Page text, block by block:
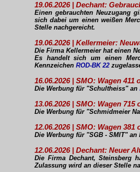
19.06.2026 | Dechant:
Einen gebrauchten Neuzugang
sich dabei um einen weißen
Stelle nachgereicht.
19.06.2026 | Kellermeier:
Die Firma Kellermeier hat einen
Es handelt sich um einen
Kennzeichen ROD-BK 22
16.06.2026 | SMO: Wagen 411
Die Werbung für "Schultheiss" an
13.06.2026 | SMO: Wagen
Die Werbung für "Schmidmeier
12.06.2026 | SMO: Wagen
Die Werbung für "SGB - SMIT" an
12.06.2026 | Dechant: Neuer
Die Firma Dechant, Steinsberg
Zulassung wird an dieser Stelle